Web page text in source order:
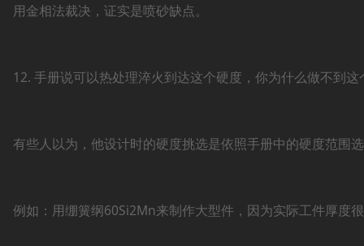
用金相法裁决，证实是喷砂缺点。
12. 手册说可以热处理淬火到达这个硬度，你为什么做不到这
有些人以为，他设计时的硬度挑选是依照手册中的硬度范围
例如：用绷簧纲60Si2Mn来制作大型件，因为实际工件厚度